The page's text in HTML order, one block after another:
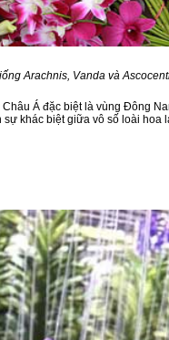
Arachnis, Vanda và
Á đặc biệt là vùng Đông
khác biệt giữa vô số loài